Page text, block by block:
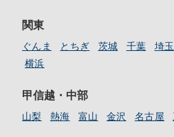
関東
ぐんま とちぎ 茨城 千葉 埼玉
横浜
甲信越・中部
山梨 熱海 富山 金沢 名古屋